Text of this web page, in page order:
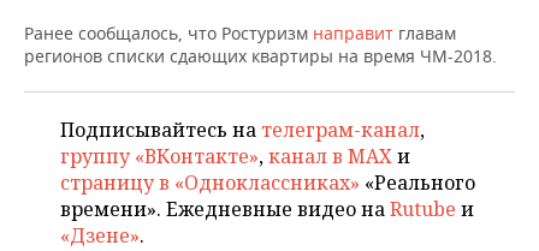
ВОДНЫЕ ВИДЫ СПОРТА
ХОККЕЙ С МЯЧОМ
ОБРАЗОВАНИЕ
ПРОИСШЕСТВИЯ
Ранее сообщалось, что Ростуризм направит главам
регионов списки сдающих квартиры на время ЧМ-2018.
Подписывайтесь на телеграм-канал,
группу «ВКонтакте»,канал в MAXи
страницу в «Одноклассниках» «Реального
времени». Ежедневные видео наRutube и
«Дзене».